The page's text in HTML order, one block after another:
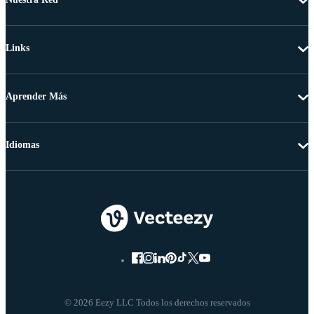
Links
Aprender Más
© 2026 Eezy LLC Todos los derechos reservados
Idiomas